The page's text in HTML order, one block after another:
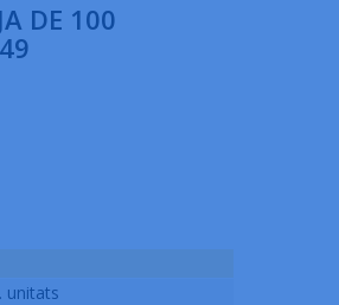
DE 100
unitats